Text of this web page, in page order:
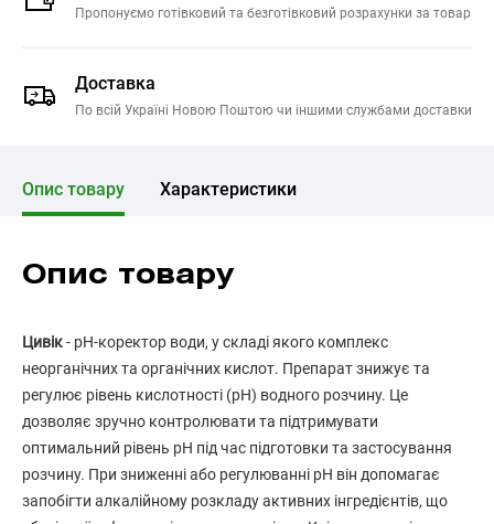
Пропонуємо готівковий та безготівковий розрахунки за товар
Доставка
По всій Україні Новою Поштою чи іншими службами доставки
Опис товару Характеристики
Опис товару
Цивік- рН-коректор води, у складі якого комплекс
неорганічних та органічних кислот. Препарат знижує та
регулює рівень кислотності (pH) водного розчину. Це
дозволяє зручно контролювати та підтримувати
оптимальний рівень pH під час підготовки та застосування
розчину. При зниженні або регулюванні pH він допомагає
запобігти алкалійному розкладу активних інгредієнтів, що